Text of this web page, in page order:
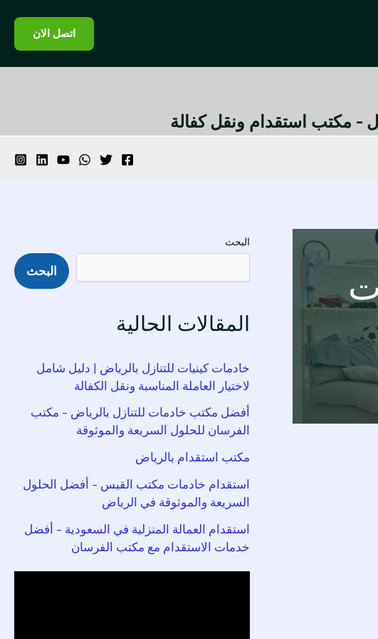
اتصل الان
- مكتب استقدام ونقل كفالة
البحث
البحث
المقالات الحالية
خادمات كينيات للتنازل بالرياض | دليل شامل
لاختيار العاملة المناسبة ونقل الكفالة
أفضل مكتب خادمات للتنازل بالرياض – مكتب
الفرسان للحلول السريعة والموثوقة
مكتب استقدام بالرياض
استقدام خادمات مكتب القبس – أفضل الحلول
السريعة والموثوقة في الرياض
استقدام العمالة المنزلية في السعودية – أفضل
خدمات الاستقدام مع مكتب الفرسان